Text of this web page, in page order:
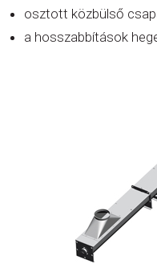
osztott közbülső
a hosszabbítások